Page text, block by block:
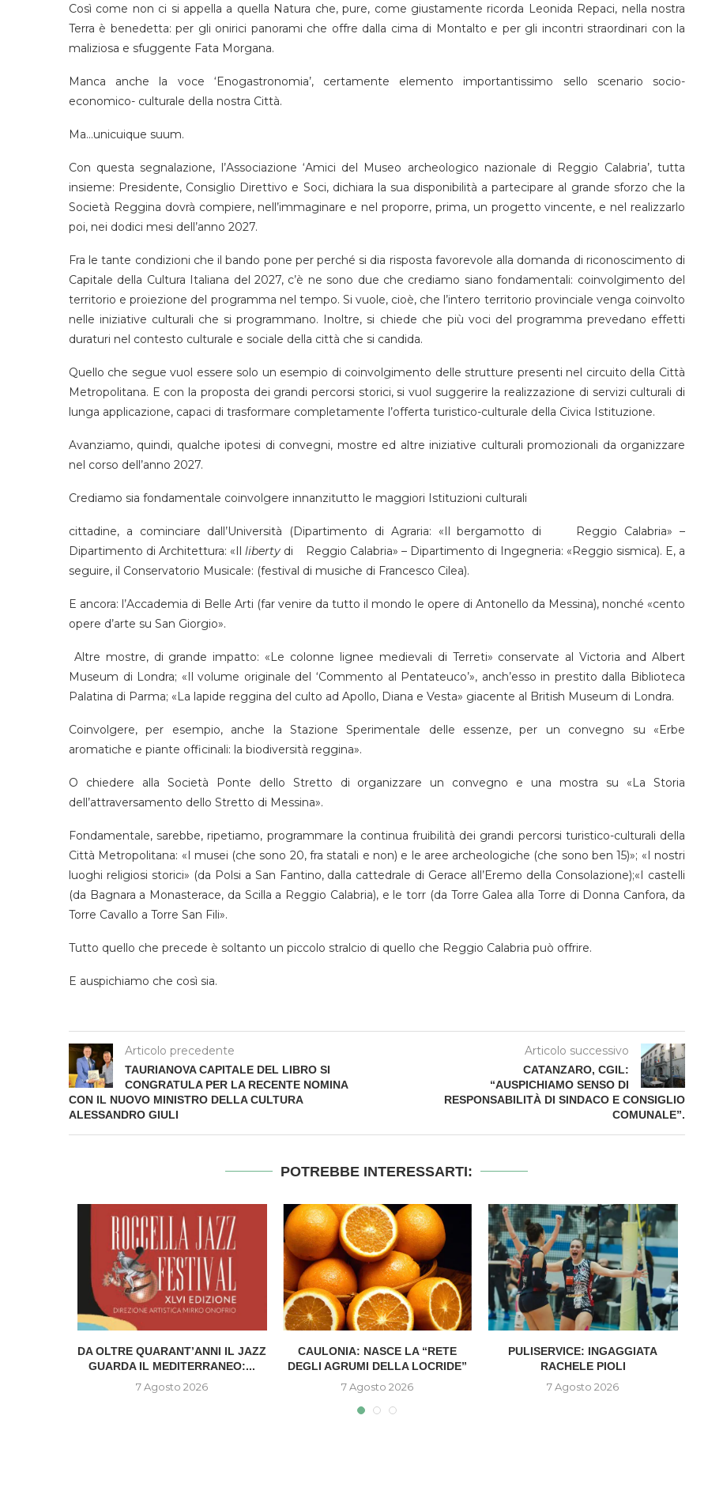
Così come non ci si appella a quella Natura che, pure, come giustamente ricorda Leonida Repaci, nella nostra
Terra è benedetta: per gli onirici panorami che offre dalla cima di Montalto e per gli incontri straordinari con la
maliziosa e sfuggente Fata Morgana.
Manca anche la voce ‘Enogastronomia’, certamente elemento importantissimo sello scenario socio-
economico- culturale della nostra Città.
Ma…unicuique suum.
Con questa segnalazione, l’Associazione ‘Amici del Museo archeologico nazionale di Reggio Calabria’, tutta
insieme: Presidente, Consiglio Direttivo e Soci, dichiara la sua disponibilità a partecipare al grande sforzo che la
Società Reggina dovrà compiere, nell’immaginare e nel proporre, prima, un progetto vincente, e nel realizzarlo
poi, nei dodici mesi dell’anno 2027.
Fra le tante condizioni che il bando pone per perché si dia risposta favorevole alla domanda di riconoscimento di
Capitale della Cultura Italiana del 2027, c’è ne sono due che crediamo siano fondamentali: coinvolgimento del
territorio e proiezione del programma nel tempo. Si vuole, cioè, che l’intero territorio provinciale venga coinvolto
nelle iniziative culturali che si programmano. Inoltre, si chiede che più voci del programma prevedano effetti
duraturi nel contesto culturale e sociale della città che si candida.
Quello che segue vuol essere solo un esempio di coinvolgimento delle strutture presenti nel circuito della Città
Metropolitana. E con la proposta dei grandi percorsi storici, si vuol suggerire la realizzazione di servizi culturali di
lunga applicazione, capaci di trasformare completamente l’offerta turistico-culturale della Civica Istituzione.
Avanziamo, quindi, qualche ipotesi di convegni, mostre ed altre iniziative culturali promozionali da organizzare
nel corso dell’anno 2027.
Crediamo sia fondamentale coinvolgere innanzitutto le maggiori Istituzioni culturali
cittadine, a cominciare dall’Università (Dipartimento di Agraria: «Il bergamotto di Reggio Calabria» –
Dipartimento di Architettura: «Il liberty di Reggio Calabria» – Dipartimento di Ingegneria: «Reggio sismica). E, a
seguire, il Conservatorio Musicale: (festival di musiche di Francesco Cilea).
E ancora: l’Accademia di Belle Arti (far venire da tutto il mondo le opere di Antonello da Messina), nonché «cento
opere d’arte su San Giorgio».
Altre mostre, di grande impatto: «Le colonne lignee medievali di Terreti» conservate al Victoria and Albert
Museum di Londra; «Il volume originale del ‘Commento al Pentateuco’», anch’esso in prestito dalla Biblioteca
Palatina di Parma; «La lapide reggina del culto ad Apollo, Diana e Vesta» giacente al British Museum di Londra.
Coinvolgere, per esempio, anche la Stazione Sperimentale delle essenze, per un convegno su «Erbe
aromatiche e piante officinali: la biodiversità reggina».
O chiedere alla Società Ponte dello Stretto di organizzare un convegno e una mostra su «La Storia
dell’attraversamento dello Stretto di Messina».
Fondamentale, sarebbe, ripetiamo, programmare la continua fruibilità dei grandi percorsi turistico-culturali della
Città Metropolitana: «I musei (che sono 20, fra statali e non) e le aree archeologiche (che sono ben 15)»; «I nostri
luoghi religiosi storici» (da Polsi a San Fantino, dalla cattedrale di Gerace all’Eremo della Consolazione);«I castelli
(da Bagnara a Monasterace, da Scilla a Reggio Calabria), e le torr (da Torre Galea alla Torre di Donna Canfora, da
Torre Cavallo a Torre San Fili».
Tutto quello che precede è soltanto un piccolo stralcio di quello che Reggio Calabria può offrire.
E auspichiamo che così sia.
Articolo precedente
TAURIANOVA CAPITALE DEL LIBRO SI
CONGRATULA PER LA RECENTE NOMINA
CON IL NUOVO MINISTRO DELLA CULTURA
ALESSANDRO GIULI
Articolo successivo
CATANZARO, CGIL:
“AUSPICHIAMO SENSO DI
RESPONSABILITÀ DI SINDACO E CONSIGLIO
COMUNALE”.
POTREBBE INTERESSARTI:
DA OLTRE QUARANT’ANNI IL JAZZ
GUARDA IL MEDITERRANEO:...
7 Agosto 2026
CAULONIA: NASCE LA “RETE
DEGLI AGRUMI DELLA LOCRIDE”
7 Agosto 2026
PULISERVICE: INGAGGIATA
RACHELE PIOLI
7 Agosto 2026